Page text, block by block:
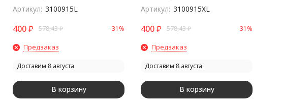
Артикул: 3100915L
400₽ 578,43₽ -31%
Предзаказ
Доставим 8 августа
В корзину
Артикул: 3100915XL
400₽ 578,43₽ -31%
Предзаказ
Доставим 8 августа
В корзину